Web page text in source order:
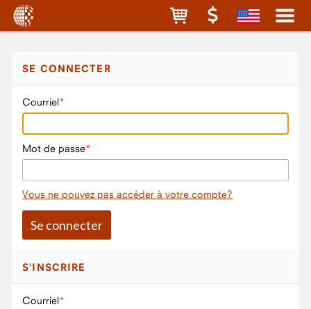
SE CONNECTER
Courriel
Mot de passe
Vous ne pouvez pas accéder à votre compte?
S'INSCRIRE
Courriel